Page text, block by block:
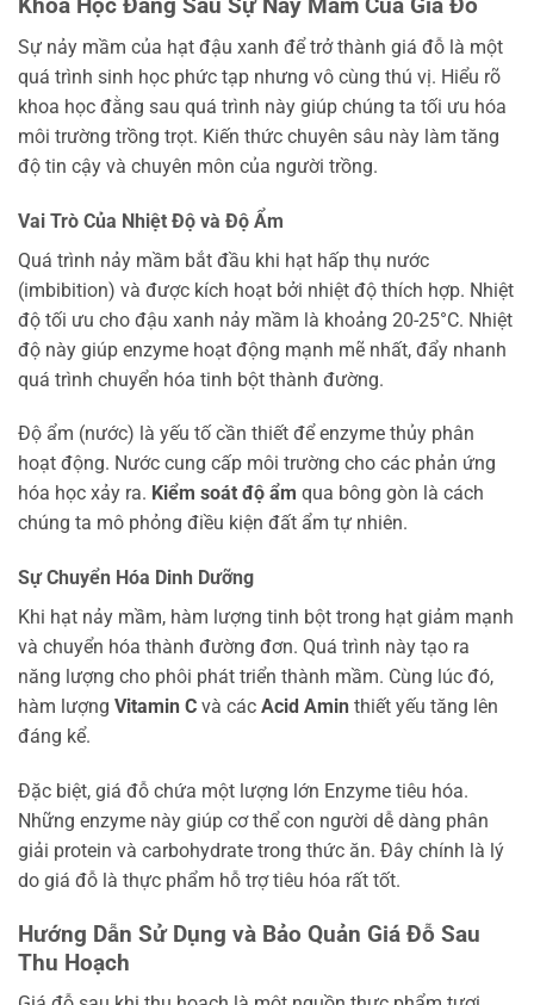
Khoa Học Đằng Sau Sự Nảy Mầm Của Giá Đỗ
Sự nảy mầm của hạt đậu xanh để trở thành giá đỗ là một
quá trình sinh học phức tạp nhưng vô cùng thú vị. Hiểu rõ
khoa học đằng sau quá trình này giúp chúng ta tối ưu hóa
môi trường trồng trọt. Kiến thức chuyên sâu này làm tăng
độ tin cậy và chuyên môn của người trồng.
Vai Trò Của Nhiệt Độ và Độ Ẩm
Quá trình nảy mầm bắt đầu khi hạt hấp thụ nước
(imbibition) và được kích hoạt bởi nhiệt độ thích hợp. Nhiệt
độ tối ưu cho đậu xanh nảy mầm là khoảng 20-25°C. Nhiệt
độ này giúp enzyme hoạt động mạnh mẽ nhất, đẩy nhanh
quá trình chuyển hóa tinh bột thành đường.
Độ ẩm (nước) là yếu tố cần thiết để enzyme thủy phân
hoạt động. Nước cung cấp môi trường cho các phản ứng
hóa học xảy ra. Kiểm soát độ ẩm qua bông gòn là cách
chúng ta mô phỏng điều kiện đất ẩm tự nhiên.
Sự Chuyển Hóa Dinh Dưỡng
Khi hạt nảy mầm, hàm lượng tinh bột trong hạt giảm mạnh
và chuyển hóa thành đường đơn. Quá trình này tạo ra
năng lượng cho phôi phát triển thành mầm. Cùng lúc đó,
hàm lượng Vitamin C và các Acid Amin thiết yếu tăng lên
đáng kể.
Đặc biệt, giá đỗ chứa một lượng lớn Enzyme tiêu hóa.
Những enzyme này giúp cơ thể con người dễ dàng phân
giải protein và carbohydrate trong thức ăn. Đây chính là lý
do giá đỗ là thực phẩm hỗ trợ tiêu hóa rất tốt.
Hướng Dẫn Sử Dụng và Bảo Quản Giá Đỗ Sau
Thu Hoạch